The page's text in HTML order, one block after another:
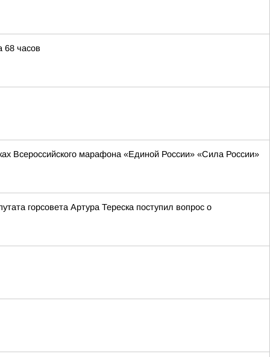
68 часов
Всероссийского марафона «Единой России» «Сила России»
горсовета Артура Тереска поступил вопрос о